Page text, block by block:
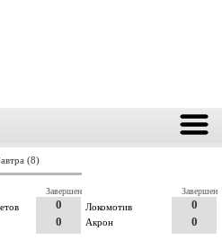
(8)
Локомотив
0
0
Акрон
Завершен
0
0
Завершен